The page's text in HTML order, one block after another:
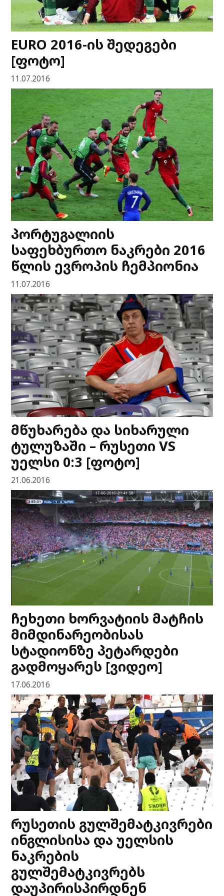
EURO 2016-ის შედეგები
[ფოტო]
11.07.2016
პორტუგალიის
საფეხბურთო ნაკრები 2016
წლის ევროპის ჩემპიონია
11.07.2016
მწუხარება და სიხარული
ტულუზაში – რუსეთი VS
უელსი 0:3 [ფოტო]
21.06.2016
ჩეხეთი ხორვატიის მატჩის
მიმდინარეობისას
სტადიონზე პეტარდები
გადმოყარეს [ვიდეო]
17.06.2016
რუსეთის გულშემატკივრები
ინგლისისა და უელსის
ნაკრების
გულშემატკივრებს
დაუპირისპირდნენ